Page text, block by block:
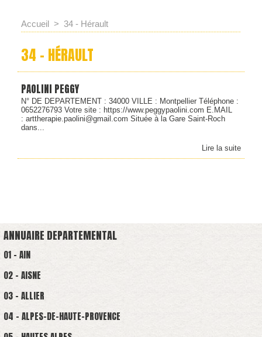
ANNUAIRE DEPARTEMENTAL
01 - AIN
02 - AISNE
03 - ALLIER
04 - ALPES-DE-HAUTE-PROVENCE
Accueil > 34 - Hérault
34 - HÉRAULT
PAOLINI PEGGY
N° DE DEPARTEMENT : 34000 VILLE : Montpellier Téléphone :
0652276793 Votre site : https://www.peggypaolini.com E.MAIL
: arttherapie.paolini@gmail.com Située à la Gare Saint-Roch
dans...
Lire la suite